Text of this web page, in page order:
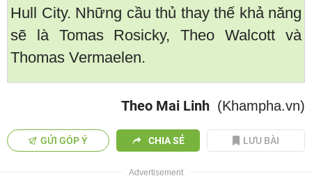
Hull City. Những cầu thủ thay thế khả năng
sẽ là Tomas Rosicky, Theo Walcott và
Thomas Vermaelen.
Theo Mai Linh (Khampha.vn)
GỬI GÓP Ý CHIA SẺ LƯU BÀI